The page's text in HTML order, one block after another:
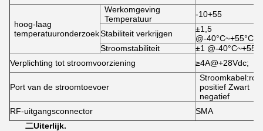
hoog-laag
temperatuuronderzoek
Werkomgeving
Temperatuur
-10+55
Stabiliteit verkrijgen
±1,5
@-40°C~+55°C
Stroomstabiliteit
±1 @-
Verplichting tot stroomvoorziening
≥4A@+28Vdc;
Port van de stroomtoevoer
positief Zwart
negatief
RF-uitgangsconnector
SMA
二Uiterlijk.